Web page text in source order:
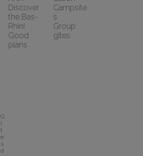
Discover
the Bas-
Rhin!
Good
plans
Campsite
s
Group
gîtes
G
î
t
e
s
d